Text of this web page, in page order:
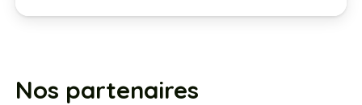
Nos partenaires